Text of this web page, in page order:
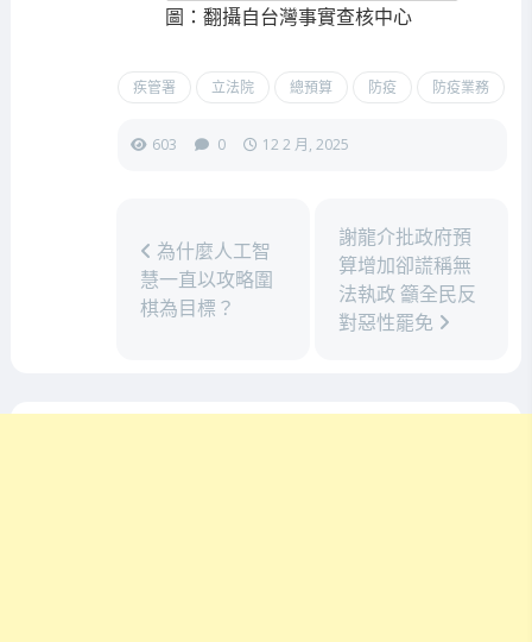
圖：翻攝自台灣事實查核中心
疾管署 立法院 總預算 防疫 防疫業務
603 0 12 2 月, 2025
為什麼人工智
慧一直以攻略圍
棋為目標？
謝龍介批政府預
算增加卻謊稱無
法執政 籲全民反
對惡性罷免